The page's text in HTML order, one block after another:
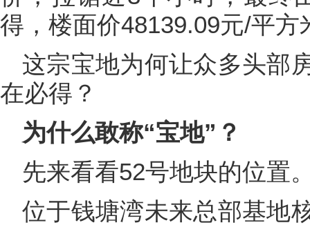
得，楼面价48139.09元/平
这宗宝地为何让众多头部
在必得？
为什么敢称“宝地”？
先来看看52号地块的位置
位于钱塘湾未来总部基地